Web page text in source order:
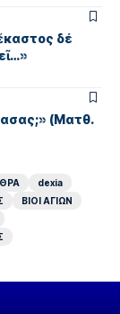
δέ
(Ματθ.
dexia
ΒΙΟΙ ΑΓΙΩΝ